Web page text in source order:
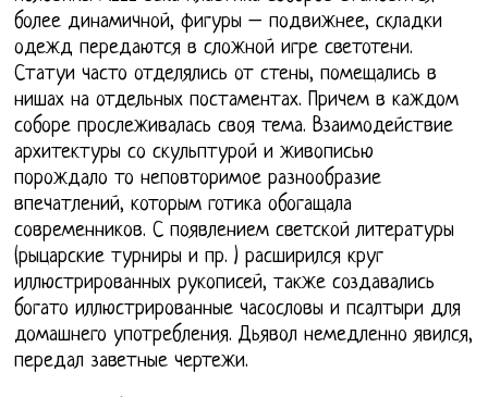
более динамичной, фигуры – подвижнее, складки
одежд передаются в сложной игре светотени.
Статуи часто отделялись от стены, помещались в
нишах на отдельных постаментах. Причем в каждом
соборе прослеживалась своя тема. Взаимодействие
архитектуры со скульптурой и живописью
порождало то неповторимое разнообразие
впечатлений, которым готика обогащала
современников. С появлением светской литературы
(рыцарские турниры и пр. ) расширился круг
иллюстрированных рукописей, также создавались
богато иллюстрированные часословы и псалтыри для
домашнего употребления. Дьявол немедленно явился,
передал заветные чертежи.